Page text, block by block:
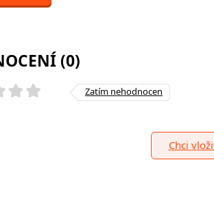
(0)
Zatím nehodnocen
Chci